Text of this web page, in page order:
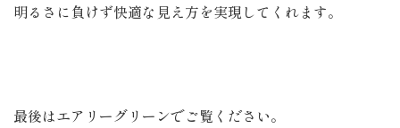
明るさに負けず快適な見え方を実現してくれます。
最後はエアリーグリーンでご覧ください。